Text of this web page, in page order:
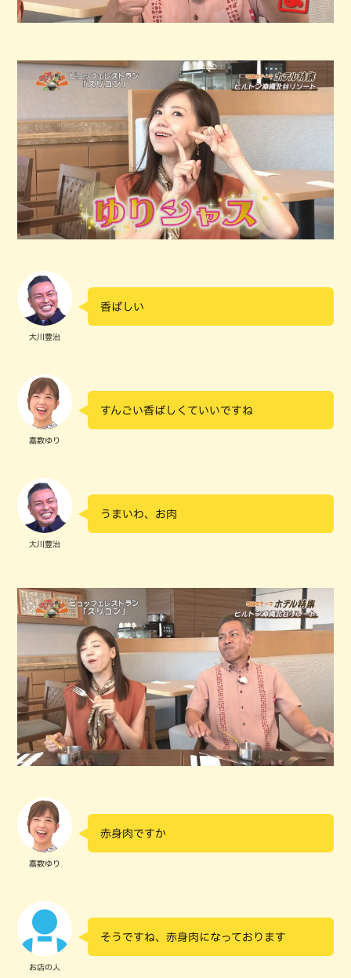
大川豊治
香ばしい
嘉数ゆり
すんごい香ばしくていいですね
大川豊治
うまいわ、お肉
嘉数ゆり
赤身肉ですか
お店の人
そうですね、赤身肉になっております